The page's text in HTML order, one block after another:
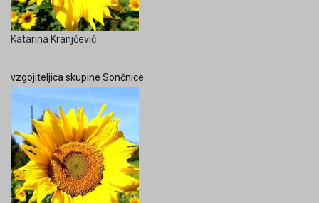
Katarina Kranjčevič
vzgojiteljica skupine Sončnice